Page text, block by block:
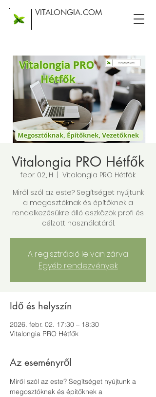
VITALONGIA.COM
Vitalongia PRO Hétfők
febr. 02., H
Vitalongia PRO Hétfők
Miről szól az este? Segítséget nyújtunk
a megosztóknak és építőknek a
rendelkezésükre álló eszközök profi és
célzott használatáról.
A regisztráció le van zárva
Egyéb rendezvények
Idő és helyszín
2026. febr. 02. 17:30 – 18:30
Vitalongia PRO Hétfők
Az eseményről
Miről szól az este? Segítséget nyújtunk a
megosztóknak és építőknek a